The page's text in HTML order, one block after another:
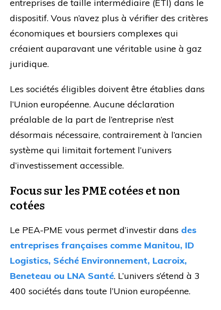
entreprises de taille intermédiaire (ETI) dans le
dispositif. Vous n’avez plus à vérifier des critères
économiques et boursiers complexes qui
créaient auparavant une véritable usine à gaz
juridique.
Les sociétés éligibles doivent être établies dans
l’Union européenne. Aucune déclaration
préalable de la part de l’entreprise n’est
désormais nécessaire, contrairement à l’ancien
système qui limitait fortement l’univers
d’investissement accessible.
Focus sur les PME cotées et non
cotées
Le PEA-PME vous permet d’investir dans des
entreprises françaises comme Manitou, ID
Logistics, Séché Environnement, Lacroix,
Beneteau ou LNA Santé. L’univers s’étend à 3
400 sociétés dans toute l’Union européenne.